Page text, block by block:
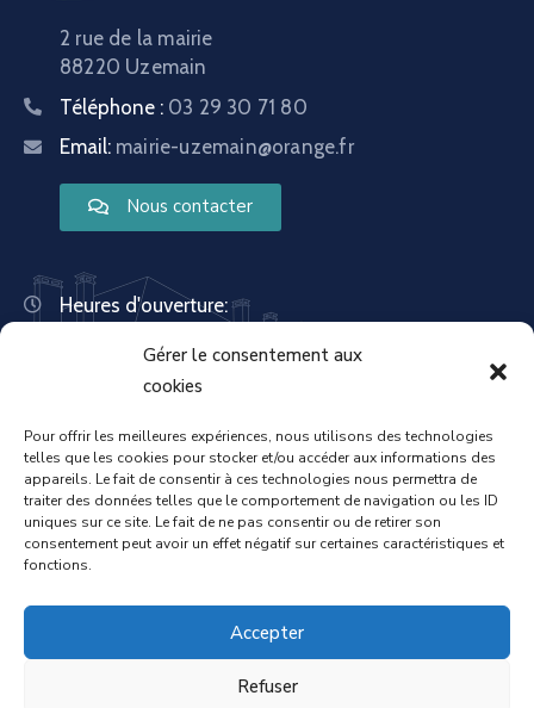
Gérer le consentement aux
cookies
Pour offrir les meilleures expériences, nous utilisons des technologies
telles que les cookies pour stocker et/ou accéder aux informations des
appareils. Le fait de consentir à ces technologies nous permettra de
traiter des données telles que le comportement de navigation ou les ID
uniques sur ce site. Le fait de ne pas consentir ou de retirer son
consentement peut avoir un effet négatif sur certaines caractéristiques et
fonctions.
Accepter
Refuser
2 rue de la mairie
88220 Uzemain
Téléphone : 03 29 30 71 80
Email: mairie-uzemain@orange.fr
Nous contacter
Heures d'ouverture:
Mardi : 13:30 – 18:00
Mercredi : 08:30 – 12:00 | 14:00 – 17:00
Vendredi : 08:30 – 12:00 | 14:00 – 17:00
Samedi : Fermée
Dimanche : Fermée
Mentions légales